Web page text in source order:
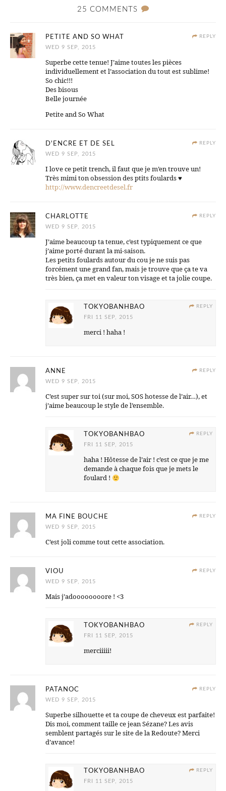
25 COMMENTS
REPLY
PETITE AND SO WHAT
WED 9 SEP, 2015
Superbe cette tenue! J’aime toutes les pièces
individuellement et l’association du tout est sublime!
So chic!!!
Des bisous
Belle journée
Petite and So What
REPLY
D'ENCRE ET DE SEL
WED 9 SEP, 2015
I love ce petit trench, il faut que je m’en trouve un!
Très mimi ton obsession des ptits foulards ♥
http://www.dencreetdesel.fr
REPLY
CHARLOTTE
WED 9 SEP, 2015
J’aime beaucoup ta tenue, c’est typiquement ce que
j’aime porté durant la mi-saison.
Les petits foulards autour du cou je ne suis pas
forcément une grand fan, mais je trouve que ça te va
très bien, ça met en valeur ton visage et ta jolie coupe.
REPLY
TOKYOBANHBAO
FRI 11 SEP, 2015
merci ! haha !
REPLY
ANNE
WED 9 SEP, 2015
C’est super sur toi (sur moi, SOS hotesse de l’air…), et
j’aime beaucoup le style de l’ensemble.
REPLY
TOKYOBANHBAO
FRI 11 SEP, 2015
haha ! Hôtesse de l’air ! c’est ce que je me
demande à chaque fois que je mets le
foulard !
REPLY
MA FINE BOUCHE
WED 9 SEP, 2015
C’est joli comme tout cette association.
REPLY
VIOU
WED 9 SEP, 2015
Mais j’adoooooooore ! <3
REPLY
TOKYOBANHBAO
FRI 11 SEP, 2015
merciiiii!
REPLY
PATANOC
WED 9 SEP, 2015
Superbe silhouette et ta coupe de cheveux est parfaite!
Dis moi, comment taille ce jean Sézane? Les avis
semblent partagés sur le site de la Redoute? Merci
d’avance!
REPLY
TOKYOBANHBAO
FRI 11 SEP, 2015